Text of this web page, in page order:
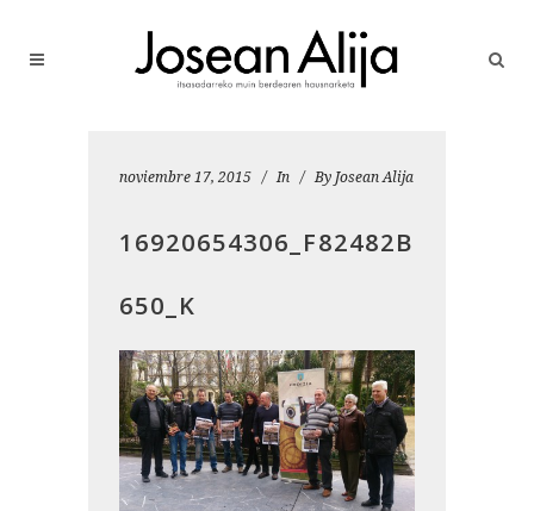
noviembre 17, 2015 In By Josean Alija
16920654306_F82482B
650_K